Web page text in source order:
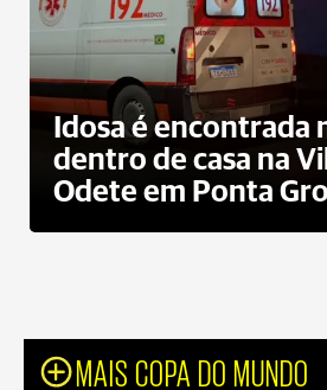
Idosa é encontrada
dentro de casa na
Odete em Ponta
MAIS COPA DO MUNDO